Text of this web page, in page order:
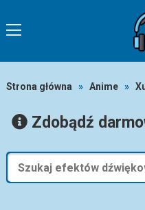
Strona główna » Anime »
Zdobądź